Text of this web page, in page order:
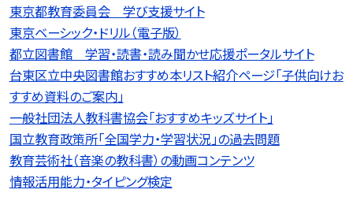
東京都教育委員会 学び支援サイト
東京ベーシック・ドリル（電子版）
都立図書館 学習・読書・読み聞かせ応援ポータルサイト
台東区立中央図書館おすすめ本リスト紹介ページ「子供向けお
すすめ資料のご案内」
一般社団法人教科書協会「おすすめキッズサイト」
国立教育政策所「全国学力・学習状況」の過去問題
教育芸術社（音楽の教科書）の動画コンテンツ
情報活用能力・タイピング検定